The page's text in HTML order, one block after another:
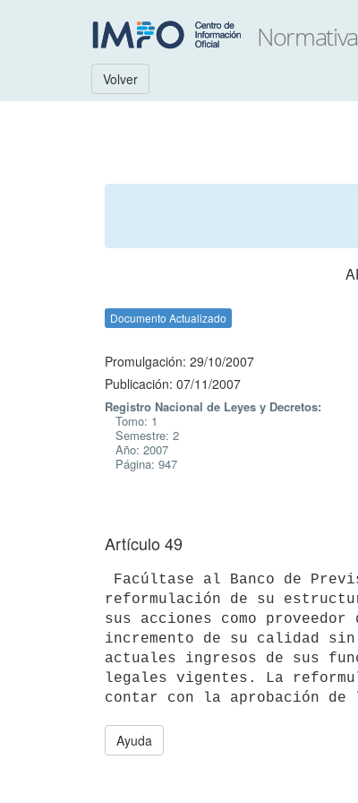
Volver
Documento Actualizado
Promulgación: 29/10/2007
Publicación: 07/11/2007
Registro Nacional de Leyes y Decretos:
Tomo: 1
Semestre: 2
Año: 2007
Página: 947
Artículo 49
reformulación de su
sus acciones como
incremento de su calidad sin
actuales ingresos de sus
legales vigentes. La
Ayuda